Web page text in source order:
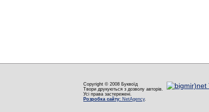
Copyright © 2008 Буквоїд
Твори друкуються з дозволу авторів.
Усі права застережені.
Розробка сайту: NetAgency.